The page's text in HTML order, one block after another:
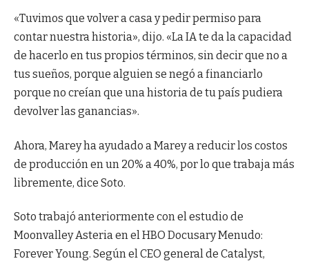
«Tuvimos que volver a casa y pedir permiso para
contar nuestra historia», dijo. «La IA te da la capacidad
de hacerlo en tus propios términos, sin decir que no a
tus sueños, porque alguien se negó a financiarlo
porque no creían que una historia de tu país pudiera
devolver las ganancias».
Ahora, Marey ha ayudado a Marey a reducir los costos
de producción en un 20% a 40%, por lo que trabaja más
libremente, dice Soto.
Soto trabajó anteriormente con el estudio de
Moonvalley Asteria en el HBO Docusary Menudo:
Forever Young. Según el CEO general de Catalyst,